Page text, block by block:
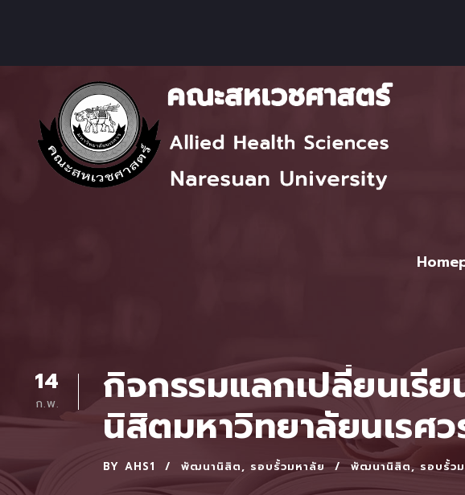
14
ก.พ. กิจกรรมแลกเปลี่ยนเรี
นิสิตมหาวิทยาลัยนเรศ
BY AHS1 พัฒนานิสิต, รอบรั้วมหาลัย พัฒนานิสิต, รอบรั้ว